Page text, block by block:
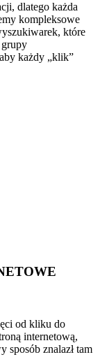
dlatego każda
kompleksowe
które
każdy „klik”
od kliku do
internetową,
sposób znalazł tam